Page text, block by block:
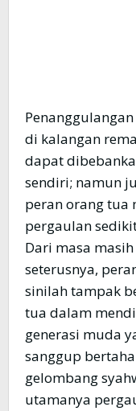
di kalangan
dapat
sendiri; namun
peran orang tua
pergaulan
Dari masa
seterusnya,
sinilah tampak
tua dalam
generasi muda
sanggup
gelombang
utamanya